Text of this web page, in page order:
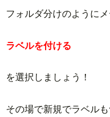
フォルダ分けのように
ラベルを付ける
を選択しましょう！
その場で新規でラベル